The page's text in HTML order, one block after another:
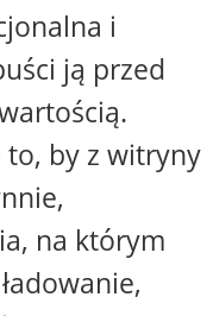
i
ją przed
to, by z witryny
na którym